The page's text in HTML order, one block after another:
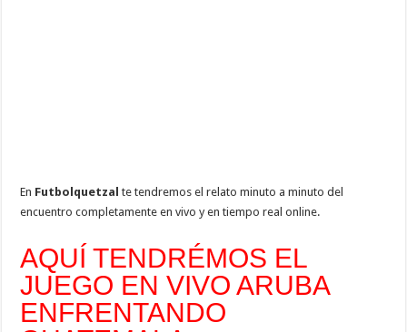
En Futbolquetzalte tendremos el relato minuto a minuto del
encuentro completamente en vivo y en tiempo real online.
AQUÍ TENDRÉMOS EL
JUEGO EN VIVO ARUBA
ENFRENTANDO